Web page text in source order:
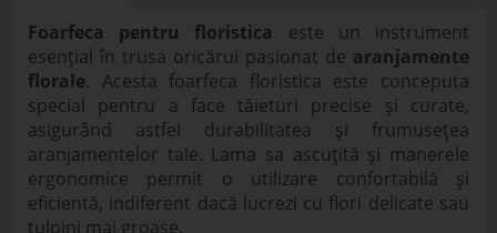
Foarfeca pentru floristica
este un instrument
esențial în trusa oricărui pasionat de aranjamente
florale. Acesta foarfeca floristica este conceputa
special pentru a face tăieturi precise și curate,
asigurând astfel durabilitatea și frumusețea
aranjamentelor tale. Lama sa ascuțită și manerele
ergonomice permit o utilizare confortabilă și
eficientă, indiferent dacă lucrezi cu flori delicate sau
tulpini mai groase.